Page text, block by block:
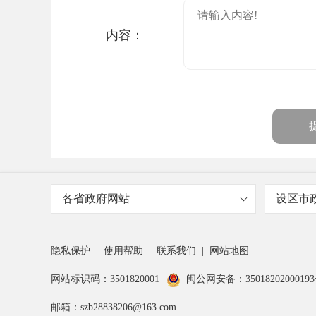
内容：
各省政府网站 设区市
隐私保护 使用帮助 联系我们 网站地图
网站标识码：3501820001 闽公网安备：
邮箱：szb28838206@163.com